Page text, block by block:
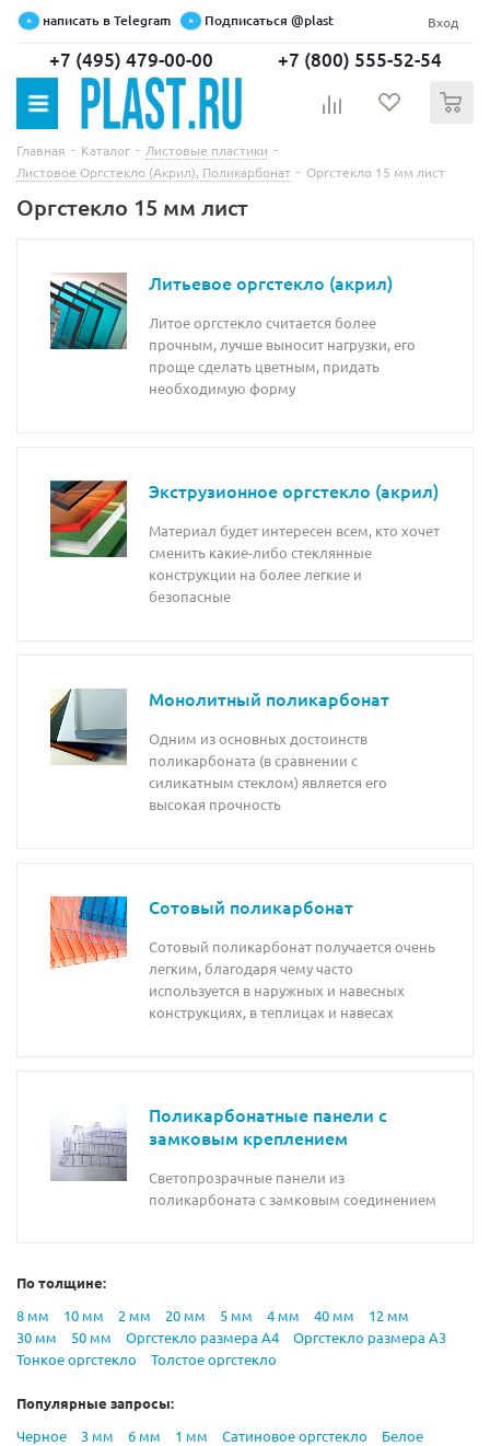
написать в Telegram Подписаться @plast Вход
+7 (495) 479-00-00 +7 (800) 555-52-54
Главная - Каталог - Листовые пластики -
Листовое Оргстекло (Акрил), Поликарбонат - Оргстекло 15 мм лист
Оргстекло 15 мм лист
Литьевое оргстекло (акрил)
Литое оргстекло считается более
прочным, лучше выносит нагрузки, его
проще сделать цветным, придать
необходимую форму
Экструзионное оргстекло (акрил)
Материал будет интересен всем, кто хочет
сменить какие-либо стеклянные
конструкции на более легкие и
безопасные
Монолитный поликарбонат
Одним из основных достоинств
поликарбоната (в сравнении с
силикатным стеклом) является его
высокая прочность
Сотовый поликарбонат
Сотовый поликарбонат получается очень
легким, благодаря чему часто
используется в наружных и навесных
конструкциях, в теплицах и навесах
Поликарбонатные панели с
замковым креплением
Светопрозрачные панели из
поликарбоната с замковым соединением
По толщине:
8 мм
10 мм 2 мм 20 мм 5 мм 4 мм 40 мм
12 мм
30 мм
50 мм Оргстекло размера А4
Оргстекло размера А3
Тонкое оргстекло
Толстое оргстекло
Популярные запросы:
Черное
3 мм 6 мм 1 мм Сатиновое оргстекло
Белое